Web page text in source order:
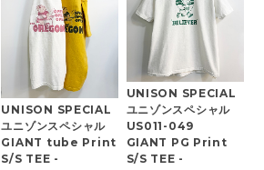
UNISON SPECIAL
ユニゾンスペシャル
GIANT tube Print
S/S TEE -
UNISON SPECIAL
ユニゾンスペシャル
US011-049
GIANT PG Print
S/S TEE -